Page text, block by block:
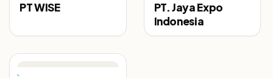
PT WISE
PT. Jaya Expo
Indonesia